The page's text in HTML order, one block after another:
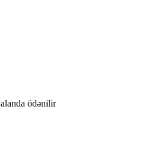
ödənilir